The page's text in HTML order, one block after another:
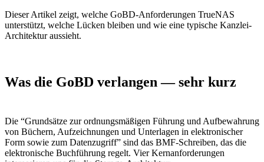
Dieser Artikel zeigt, welche GoBD-Anforderungen TrueNAS
unterstützt, welche Lücken bleiben und wie eine typische Kanzlei-
Architektur aussieht.
Was die GoBD verlangen — sehr kurz
Die “Grundsätze zur ordnungsmäßigen Führung und Aufbewahrung
von Büchern, Aufzeichnungen und Unterlagen in elektronischer
Form sowie zum Datenzugriff” sind das BMF-Schreiben, das die
elektronische Buchführung regelt. Vier Kernanforderungen